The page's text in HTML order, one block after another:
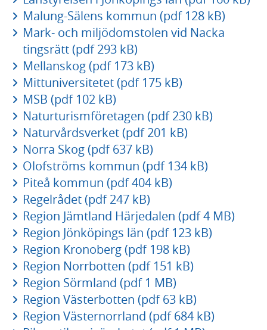
Malung-Sälens kommun (pdf 128 kB)
Mark- och miljödomstolen vid Nacka
tingsrätt (pdf 293 kB)
Mellanskog (pdf 173 kB)
Mittuniversitetet (pdf 175 kB)
MSB (pdf 102 kB)
Naturturismföretagen (pdf 230 kB)
Naturvårdsverket (pdf 201 kB)
Norra Skog (pdf 637 kB)
Olofströms kommun (pdf 134 kB)
Piteå kommun (pdf 404 kB)
Regelrådet (pdf 247 kB)
Region Jämtland Härjedalen (pdf 4 MB)
Region Jönköpings län (pdf 123 kB)
Region Kronoberg (pdf 198 kB)
Region Norrbotten (pdf 151 kB)
Region Sörmland (pdf 1 MB)
Region Västerbotten (pdf 63 kB)
Region Västernorrland (pdf 684 kB)